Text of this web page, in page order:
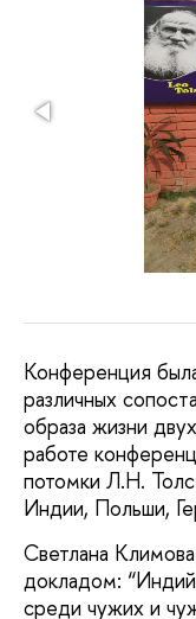
Конференция
различных
образа жизни
работе
потомки Л.Н.
Индии, Польши,
Светлана
докладом:
среди чужих и